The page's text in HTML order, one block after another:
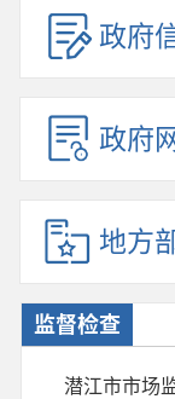
政府
政府
地方
监督检查